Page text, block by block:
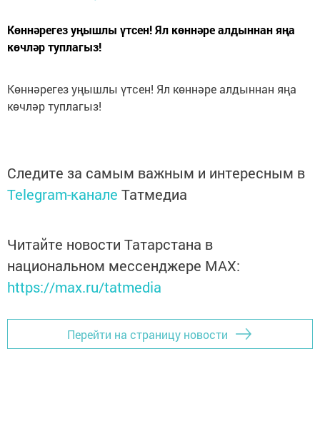
Көннәрегез уңышлы үтсен! Ял көннәре алдыннан яңа
көчләр туплагыз!
Көннәрегез уңышлы үтсен! Ял көннәре алдыннан яңа
көчләр туплагыз!
Следите за самым важным и интересным в
Telegram-канале Татмедиа
Читайте новости Татарстана в
национальном мессенджере MАХ:
https://max.ru/tatmedia
Перейти на страницу новости